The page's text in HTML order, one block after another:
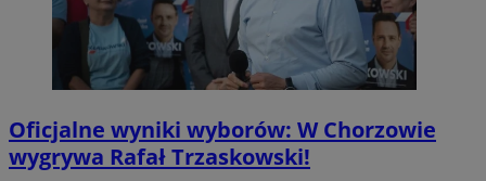
Oficjalne wyniki wyborów: W Chorzowie
wygrywa Rafał Trzaskowski!